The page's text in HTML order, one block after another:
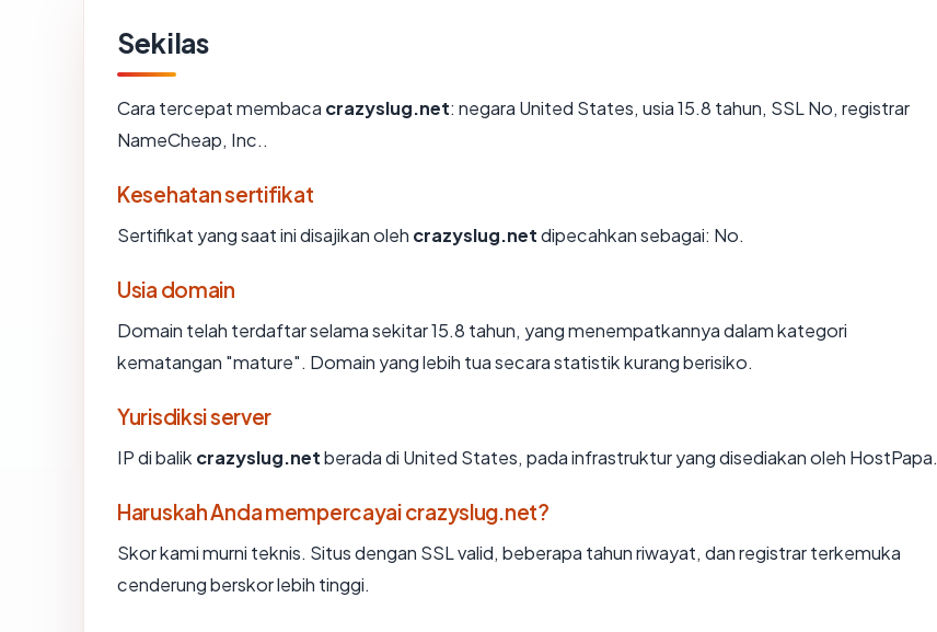
Sekilas
Cara tercepat membaca crazyslug.net: negara United States, usia 15.8 tahun, SSL No, registrar
NameCheap, Inc..
Kesehatan sertifikat
Sertifikat yang saat ini disajikan oleh crazyslug.netdipecahkan sebagai: No.
Usia domain
Domain telah terdaftar selama sekitar 15.8 tahun, yang menempatkannya dalam kategori
kematangan "mature". Domain yang lebih tua secara statistik kurang berisiko.
Yurisdiksi server
IP di balik crazyslug.netberada di United States, pada infrastruktur yang disediakan oleh HostPapa.
Haruskah Anda mempercayai crazyslug.net?
Skor kami murni teknis. Situs dengan SSL valid, beberapa tahun riwayat, dan registrar terkemuka
cenderung berskor lebih tinggi.